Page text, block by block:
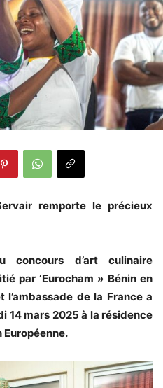
remporte le précieux
concours d’art culinaire
par ‘Eurocham » Bénin en
de la France a
14 mars 2025 à la résidence
Européenne.